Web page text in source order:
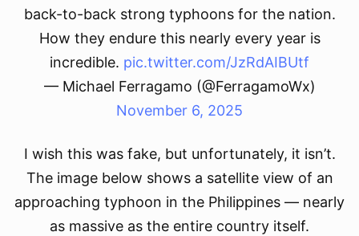
back-to-back strong typhoons for the nation.
How they endure this nearly every year is
incredible. pic.twitter.com/JzRdAIBUtf
— Michael Ferragamo (@FerragamoWx)
November 6, 2025
I wish this was fake, but unfortunately, it isn’t.
The image below shows a satellite view of an
approaching typhoon in the Philippines — nearly
as massive as the entire country itself.